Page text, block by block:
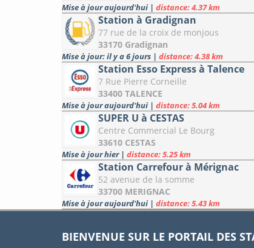
Mise à jour aujourd'hui | distance: 4.37 km
Station à Gradignan
77 rue de la croix de monjous
33170 Gradignan
Mise à jour: il y a 6 jours | distance: 4.38 km
Station Esso Express à Talence
7 Rue Pierre Corneille
33400 TALENCE
Mise à jour aujourd'hui | distance: 5.04 km
SUPER U à CESTAS
Centre Commercial Le Bourg
33610 CESTAS
Mise à jour hier | distance: 5.25 km
Station Carrefour à Mérignac
52 avenue de la somme
33700 MERIGNAC
Mise à jour aujourd'hui | distance: 5.43 km
BIENVENUE SUR LE PORTAIL DES